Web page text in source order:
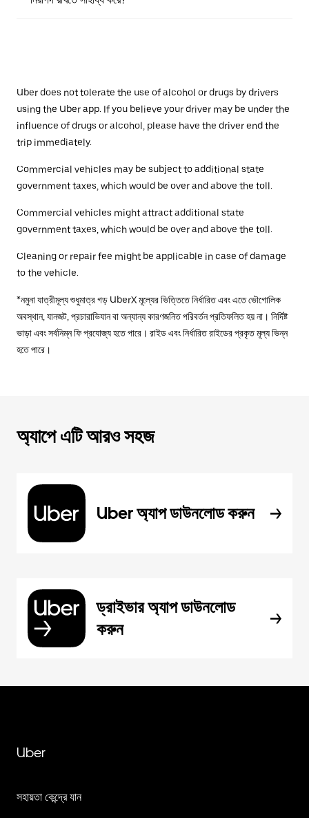
Uber does not tolerate the use of alcohol or drugs by drivers
using the Uber app. If you believe your driver may be under the
influence of drugs or alcohol, please have the driver end the
trip immediately.
Commercial vehicles may be subject to additional state
government taxes, which would be over and above the toll.
Commercial vehicles might attract additional state
government taxes, which would be over and above the toll.
Cleaning or repair fee might be applicable in case of damage
to the vehicle.
*নমুনা যাত্রীমূল্য শুধুমাত্র গড় UberX মূল্যের ভিত্তিতে নির্ধারিত এবং এতে ভৌগোলিক
অবস্থান, যানজট, প্রচারাভিযান বা অন্যান্য কারণজনিত পরিবর্তন প্রতিফলিত হয় না। নির্দিষ্ট
ভাড়া এবং সর্বনিম্ন ফি প্রযোজ্য হতে পারে। রাইড এবং নির্ধারিত রাইডের প্রকৃত মূল্য ভিন্ন
হতে পারে।
অ্যাপে এটি আরও সহজ
Uber অ্যাপ ডাউনলোড করুন
ড্রাইভার অ্যাপ ডাউনলোড
করুন
Uber
সহায়তা কেন্দ্রে যান